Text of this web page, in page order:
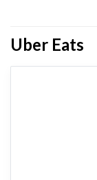
Uber Eats